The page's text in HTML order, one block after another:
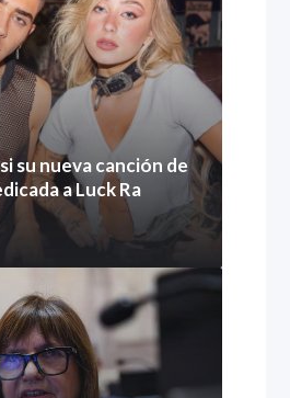
su nueva canción de
a Luck Ra